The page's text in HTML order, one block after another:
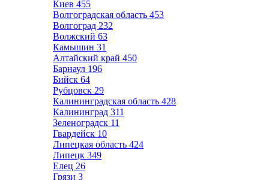
Киев 455
Волгоградская область 453
Волгоград 232
Волжский 63
Камышин 31
Алтайский край 450
Барнаул 196
Бийск 64
Рубцовск 29
Калининградская область 428
Калининград 311
Зеленоградск 11
Гвардейск 10
Липецкая область 424
Липецк 349
Елец 26
Грязи 3